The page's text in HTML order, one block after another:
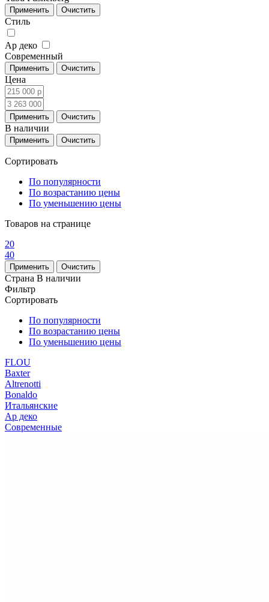
Стиль
Ар деко
Современный
Цена
В наличии
Сортировать
По популярности
По возрастанию цены
По уменьшению цены
Товаров на странице
20
40
Страна В наличии
Фильтр
Сортировать
По популярности
По возрастанию цены
По уменьшению цены
FLOU
Baxter
Altrenotti
Bonaldo
Итальянские
Ар деко
Современные